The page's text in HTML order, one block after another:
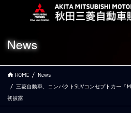
移
ン
News
HOME
News
三菱自動車、コンパクトSUVコンセプトカー『
初披露